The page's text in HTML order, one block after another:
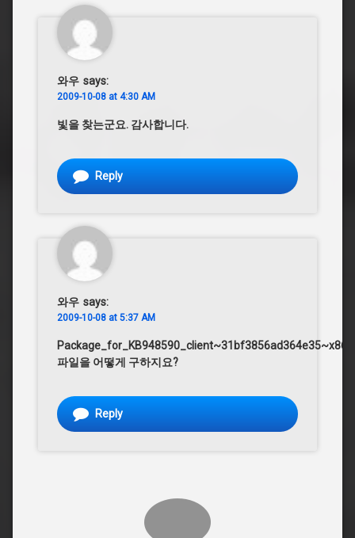
와우 says:
2009-10-08 at 4:30 AM
빛을 찾는군요. 감사합니다.
Reply
와우 says:
2009-10-08 at 5:37 AM
파일을 어떻게 구하지요?
Reply